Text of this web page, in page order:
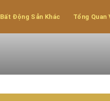
Bất Động Sản Khác Tổng Quan